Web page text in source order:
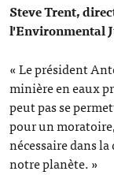
Steve Trent,
l'Environmental
« Le président
minière en eaux
peut pas se
pour un
nécessaire dans
notre planète. »